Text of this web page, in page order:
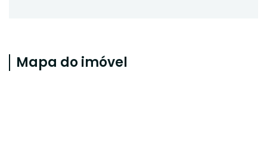
Mapa do imóvel